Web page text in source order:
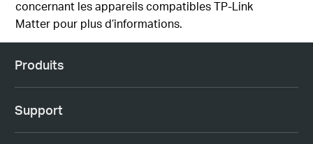
concernant les appareils compatibles TP-Link
Matter pour plus d’informations.
Produits
Support